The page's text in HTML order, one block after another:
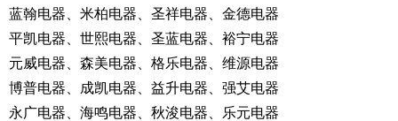
蓝翰电器、米柏电器、圣祥电器、金德电器
平凯电器、世熙电器、圣蓝电器、裕宁电器
元威电器、森美电器、格乐电器、维源电器
博普电器、成凯电器、益升电器、强艾电器
永广电器、海鸣电器、秋浚电器、乐元电器